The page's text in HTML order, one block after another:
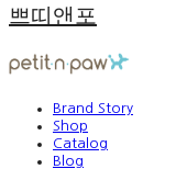
쁘띠앤포
Brand Story
Shop
Catalog
Blog